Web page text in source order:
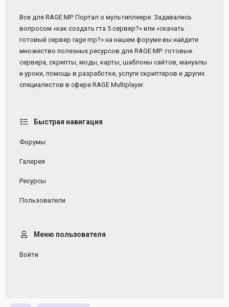
Все для RAGE:MP. Портал о мультиплеере. Задавались
вопросом «как создать гта 5 сервер?» или «скачать
готовый сервер rage mp?» на нашем форуме вы найдете
множество полезных ресурсов для RAGE:MP: готовые
сервера, скрипты, моды, карты, шаблоны сайтов, мануалы
и уроки, помощь в разработке, услуги скриптеров и других
специалистов в сфере RAGE Multiplayer.
Быстрая навигация
Форумы
Галерея
Ресурсы
Пользователи
Меню пользователя
Войти